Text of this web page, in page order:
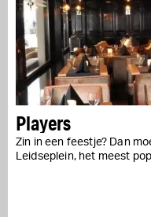
Players
Zin in een feestje? Dan
Leidseplein, het meest